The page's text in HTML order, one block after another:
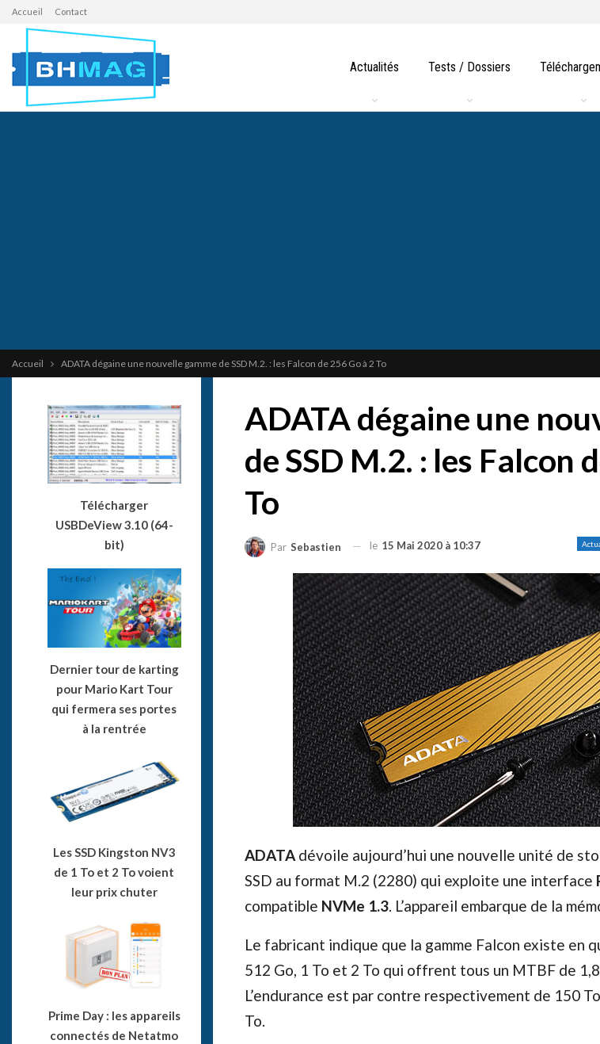
Accueil Contact
Actualités Tests / Dossiers
Accueil ADATA dégaine une nouvelle gamme de SSD M.2. : les Falcon de 256 Go à 2 To
ADATA dégaine une
de SSD M.2. : les Falcon
To
Par Sebastien le 15 Mai 2020 à 10:37
ADATAdévoile aujourd’hui une nouvelle unité de
SSD au format M.2 (2280) qui exploite une interface
compatible NVMe 1.3. L’appareil embarque de la
Le fabricant indique que la gamme Falcon existe en
512 Go, 1 To et 2 To qui offrent tous un MTBF de
L’endurance est par contre respectivement de 150
To.
Télécharger
USBDeView 3.10 (64-
bit)
Dernier tour de karting
pour Mario Kart Tour
qui fermera ses portes
à la rentrée
Les SSD Kingston NV3
de 1 To et 2 To voient
leur prix chuter
Prime Day : les appareils
connectés de Netatmo